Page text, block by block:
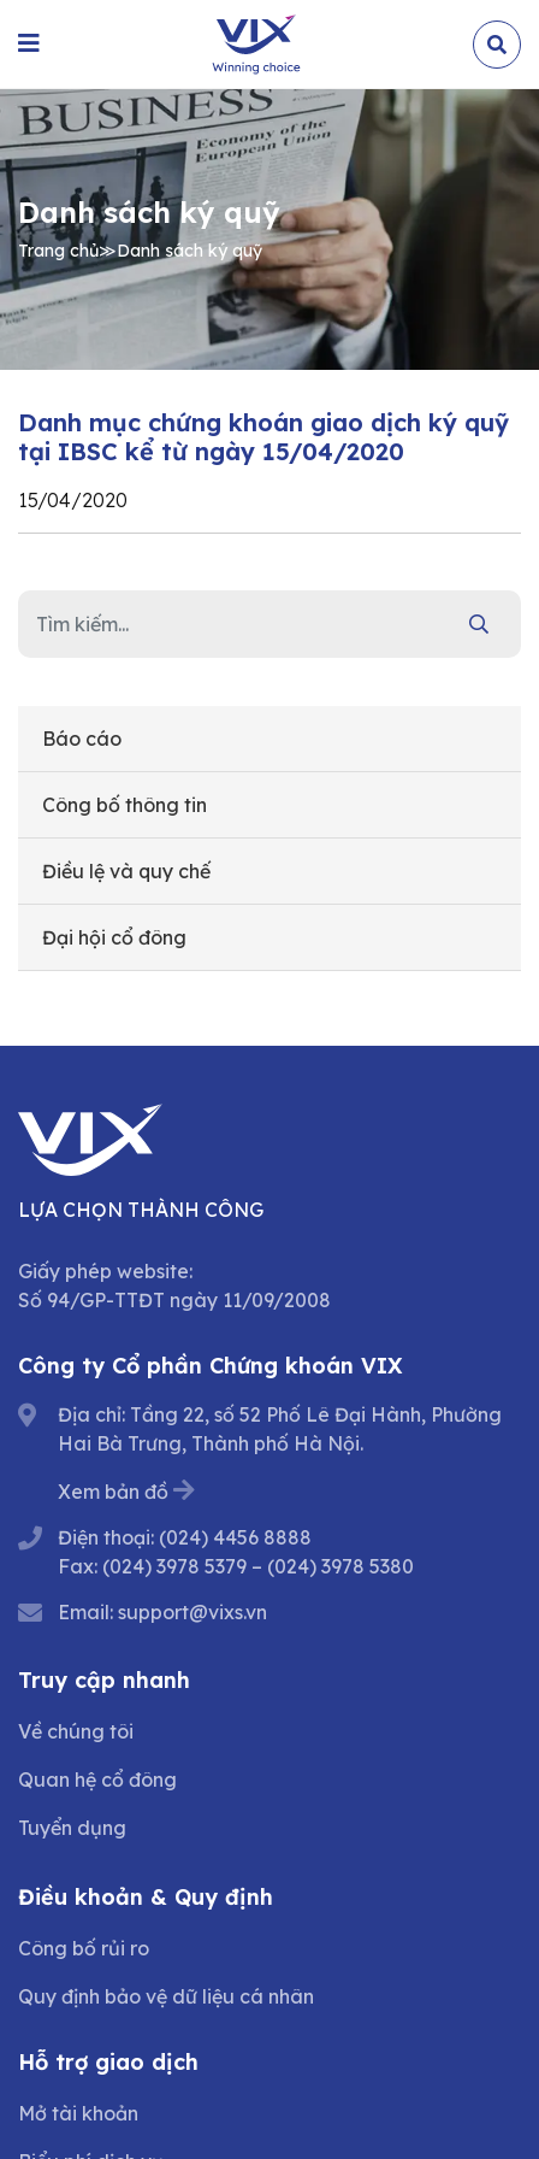
Danh sách ký quỹ
Trang chủ≫Danh sách ký quỹ
Báo cáo
Công bố thông tin
Điều lệ và quy chế
Đại hội cổ đông
Danh mục chứng khoán giao dịch ký quỹ
tại IBSC kể từ ngày 15/04/2020
15/04/2020
LỰA CHỌN THÀNH CÔNG
Giấy phép website:
Số 94/GP-TTĐT ngày 11/09/2008
Công ty Cổ phần Chứng khoán VIX
Địa chỉ: Tầng 22, số 52 Phố Lê Đại Hành, Phường
Hai Bà Trưng, Thành phố Hà Nội.
Xem bản đồ
Điện thoại: (024) 4456 8888
Fax: (024) 3978 5379 – (024) 3978 5380
Email: support@vixs.vn
Truy cập nhanh
Về chúng tôi
Quan hệ cổ đông
Tuyển dụng
Điều khoản & Quy định
Công bố rủi ro
Quy định bảo vệ dữ liệu cá nhân
Hỗ trợ giao dịch
Mở tài khoản